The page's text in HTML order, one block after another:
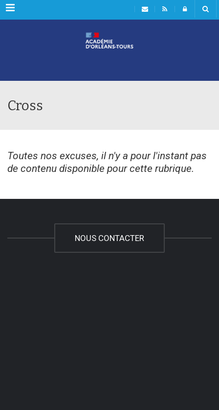
Rubriques
Cross
Toutes nos excuses, il n'y a pour l'instant pas
de contenu disponible pour cette rubrique.
NOUS CONTACTER